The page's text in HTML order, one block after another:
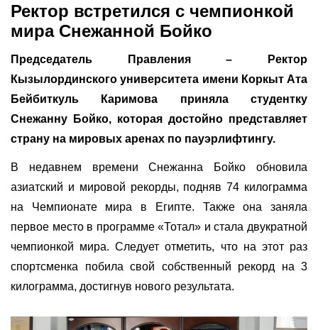
Ректор встретился с чемпионкой
мира Снежанной Бойко
Председатель Правления – Ректор
Кызылординского университета имени Коркыт Ата
Бейбиткуль Каримова приняла студентку
Снежанну Бойко, которая достойно представляет
страну на мировых аренах по пауэрлифтингу.
В недавнем времени Снежанна Бойко обновила
азиатский и мировой рекорды, подняв 74 килограмма
на Чемпионате мира в Египте. Также она заняла
первое место в программе «Тотал» и стала двукратной
чемпионкой мира. Следует отметить, что на этот раз
спортсменка побила свой собственный рекорд на 3
килограмма, достигнув нового результата.